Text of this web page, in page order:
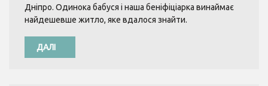
Дніпро. Одинока бабуся і наша беніфіціарка винаймає
найдешевше житло, яке вдалося знайти.
ДАЛІ